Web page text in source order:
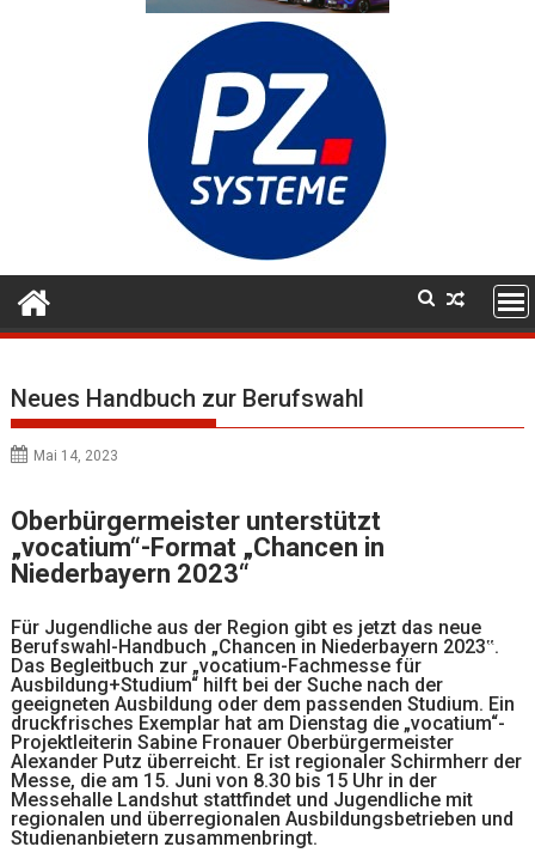
Neues Handbuch zur Berufswahl
Mai 14, 2023
Oberbürgermeister unterstützt
„vocatium“-Format „Chancen in
Niederbayern 2023“
Für Jugendliche aus der Region gibt es jetzt das neue
Berufswahl-Handbuch „Chancen in Niederbayern 2023‟.
Das Begleitbuch zur „vocatium-Fachmesse für
Ausbildung+Studium“ hilft bei der Suche nach der
geeigneten Ausbildung oder dem passenden Studium. Ein
druckfrisches Exemplar hat am Dienstag die „vocatium“-
Projektleiterin Sabine Fronauer Oberbürgermeister
Alexander Putz überreicht. Er ist regionaler Schirmherr der
Messe, die am 15. Juni von 8.30 bis 15 Uhr in der
Messehalle Landshut stattfindet und Jugendliche mit
regionalen und überregionalen Ausbildungsbetrieben und
Studienanbietern zusammenbringt.